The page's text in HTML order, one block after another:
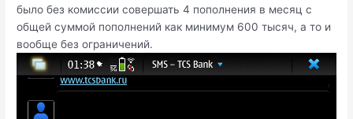
было без комиссии совершать 4 пополнения в месяц с
общей суммой пополнений как минимум 600 тысяч, а то и
вообще без ограничений.